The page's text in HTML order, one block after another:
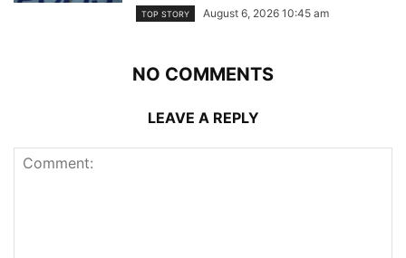
TOP STORY August 6, 2026 10:45 am
NO COMMENTS
LEAVE A REPLY